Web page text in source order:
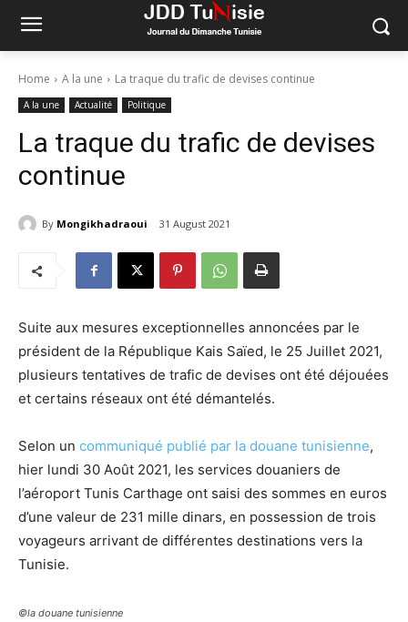
Home A la une La traque du trafic de devises continue
A la une Actualité Politique
La traque du trafic de devises
continue
By Mongikhadraoui 31 August 2021
Suite aux mesures exceptionnelles annoncées par le
président de la République Kais Saïed, le 25 Juillet 2021,
plusieurs tentatives de trafic de devises ont été déjouées
et certains réseaux ont été démantelés.
Selon un communiqué publié par la douane tunisienne,
hier lundi 30 Août 2021, les services douaniers de
l’aéroport Tunis Carthage ont saisi des sommes en euros
d’une valeur de 231 mille dinars, en possession de trois
voyageurs arrivant de différentes destinations vers la
Tunisie.
©la douane tunisienne